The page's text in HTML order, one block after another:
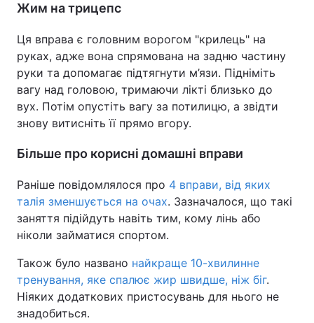
Жим на трицепс
Ця вправа є головним ворогом "крилець" на
руках, адже вона спрямована на задню частину
руки та допомагає підтягнути м’язи. Підніміть
вагу над головою, тримаючи лікті близько до
вух. Потім опустіть вагу за потилицю, а звідти
знову витисніть її прямо вгору.
Більше про корисні домашні вправи
Раніше повідомлялося про 4 вправи, від яких
талія зменшується на очах. Зазначалося, що такі
заняття підійдуть навіть тим, кому лінь або
ніколи займатися спортом.
Також було названо найкраще 10-хвилинне
тренування, яке спалює жир швидше, ніж біг.
Ніяких додаткових пристосувань для нього не
знадобиться.